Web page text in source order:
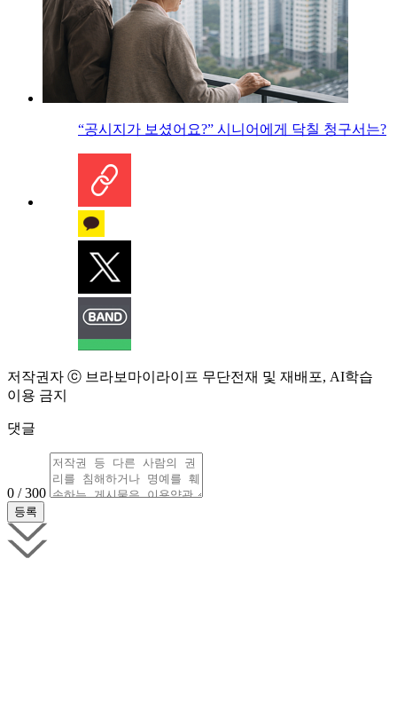
“공시지가 보셨어요?” 시니어에게 닥칠 청구서는?
저작권자 ⓒ 브라보마이라이프 무단전재 및 재배포, AI학습
이용 금지
댓글
0 / 300